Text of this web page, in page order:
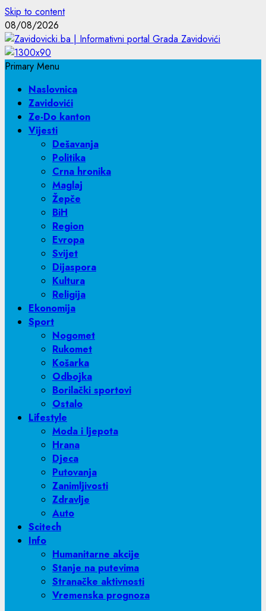
Skip to content
08/08/2026
Primary Menu
Naslovnica
Zavidovići
Ze-Do kanton
Vijesti
Dešavanja
Politika
Crna hronika
Maglaj
Žepče
BiH
Region
Evropa
Svijet
Dijaspora
Kultura
Religija
Ekonomija
Sport
Nogomet
Rukomet
Košarka
Odbojka
Borilački sportovi
Ostalo
Lifestyle
Moda i ljepota
Hrana
Djeca
Putovanja
Zanimljivosti
Zdravlje
Auto
Scitech
Info
Humanitarne akcije
Stanje na putevima
Stranačke aktivnosti
Vremenska prognoza